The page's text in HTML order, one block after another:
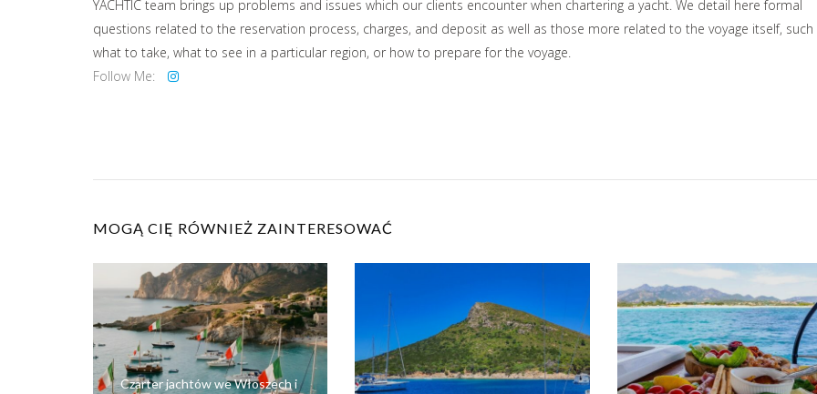
YACHTIC team brings up problems and issues which our clients encounter when chartering a yacht. We detail here formal
questions related to the reservation process, charges, and deposit as well as those more related to the voyage itself, such
what to take, what to see in a particular region, or how to prepare for the voyage.
Follow Me:
MOGĄ CIĘ RÓWNIEŻ ZAINTERESOWAĆ
Czarter jachtów we Włoszech i